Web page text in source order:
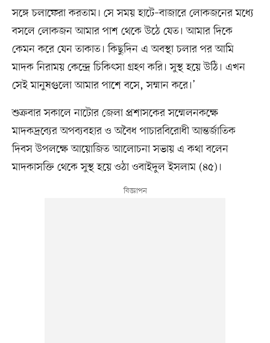
সঙ্গে চলাফেরা করতাম। সে সময় হাটে–বাজারে লোকজনের মধ্যে
বসলে লোকজন আমার পাশ থেকে উঠে যেত। আমার দিকে
কেমন করে যেন তাকাত। কিছুদিন এ অবস্থা চলার পর আমি
মাদক নিরাময় কেন্দ্রে চিকিৎসা গ্রহণ করি। সুস্থ হয়ে উঠি। এখন
সেই মানুষগুলো আমার পাশে বসে, সম্মান করে।’
শুক্রবার সকালে নাটোর জেলা প্রশাসকের সম্মেলনকক্ষে
মাদকদ্রব্যের অপব্যবহার ও অবৈধ পাচারবিরোধী আন্তর্জাতিক
দিবস উপলক্ষে আয়োজিত আলোচনা সভায় এ কথা বলেন
মাদকাসক্তি থেকে সুস্থ হয়ে ওঠা ওবাইদুল ইসলাম (৪৫)।